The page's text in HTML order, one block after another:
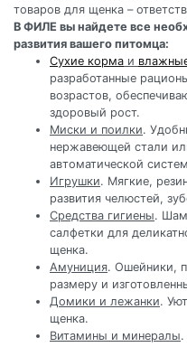
товаров для щенка –
В ФИЛЕ вы найдете все
развития вашего питомца:
Сухие корма и
разработанные
возрастов,
здоровый рост.
Миски и поилки.
нержавеющей стали
автоматической
Игрушки. Мягкие,
развития челюстей,
Средства гигиены.
салфетки для
щенка.
Амуниция. Ошейники,
размеру и
Домики и лежанки.
щенка.
Витамины и минералы.